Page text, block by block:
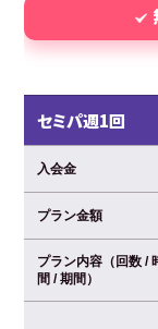
セミパ週1回
入会金
プラン金額
プラン内容（回数 /
間 / 期間）